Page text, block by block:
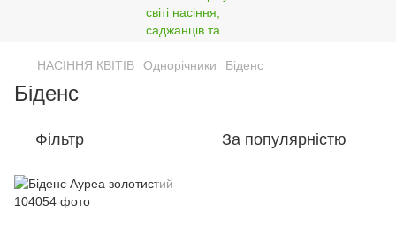
НАСІННЯ КВІТІВ Однорічники Біденс
Біденс
Фільтр За популярністю